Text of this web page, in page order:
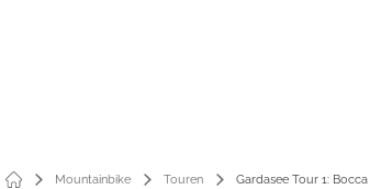
Mountainbike Touren Gardasee Tour 1: